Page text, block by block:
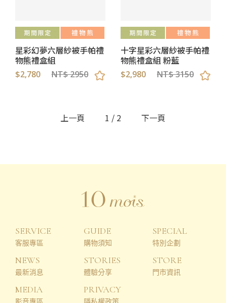
星彩幻夢六層紗被手帕禮
物熊禮盒組
$2,780 NT$ 2950
十字星彩六層紗被手帕禮
物熊禮盒組 粉藍
$2,980 NT$ 3150
上一頁 1 / 2 下一頁
SERVICE
客服專區
GUIDE
購物須知
SPECIAL
特別企劃
NEWS
最新消息
STORIES
體驗分享
STORE
門市資訊
MEDIA PRIVACY